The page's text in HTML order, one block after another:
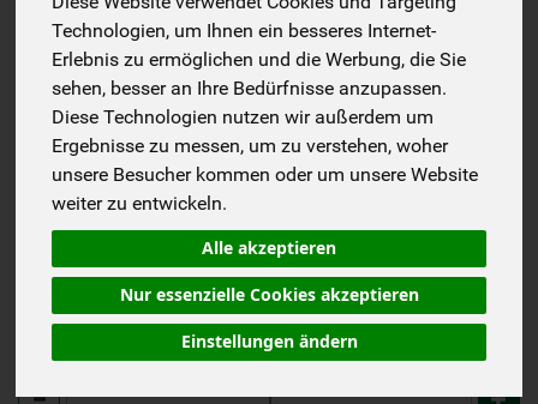
Technologien, um Ihnen ein besseres Internet-
Erlebnis zu ermöglichen und die Werbung, die Sie
sehen, besser an Ihre Bedürfnisse anzupassen.
Diese Technologien nutzen wir außerdem um
Ergebnisse zu messen, um zu verstehen, woher
unsere Besucher kommen oder um unsere Website
weiter zu entwickeln.
Alle akzeptieren
Nur essenzielle Cookies akzeptieren
Einstellungen ändern
AUFBACKEN 3 STÜCK
Croissants zum
Aufbacken!
EG
Handelsklasse--
DE-ÖKO-005
6,49 € * / 3 x 65 g
(33,29 € / kg)
inkl. 7% MwSt.
3 x 65 g
Anzahl